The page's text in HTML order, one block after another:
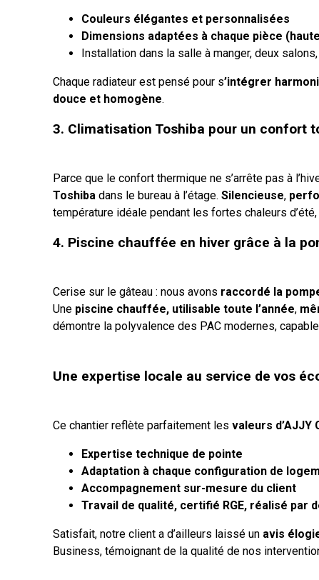
Couleurs élégantes et personnalisées
Dimensions adaptées à chaque pièce
Installation dans la salle à manger, deux
Chaque radiateur est pensé pour s’intégrer
douce et homogène.
3. Climatisation Toshiba pour un confort
Parce que le confort thermique ne s’arrête pas à
Toshiba dans le bureau à l’étage.Silencieuse,
température idéale pendant les fortes chaleurs
4. Piscine chauffée en hiver grâce à la
Cerise sur le gâteau : nous avons raccordé la
Une piscine chauffée, utilisable toute l’année,
démontre la polyvalence des PAC modernes,
Une expertise locale au service de vos
Ce chantier reflète parfaitement les valeurs d’AJJY
Expertise technique de pointe
Adaptation à chaque configuration de
Accompagnement sur-mesure du client
Travail de qualité, certifié RGE, réalisé par
Satisfait, notre client a d’ailleurs laissé un avis
Business, témoignant de la qualité de nos